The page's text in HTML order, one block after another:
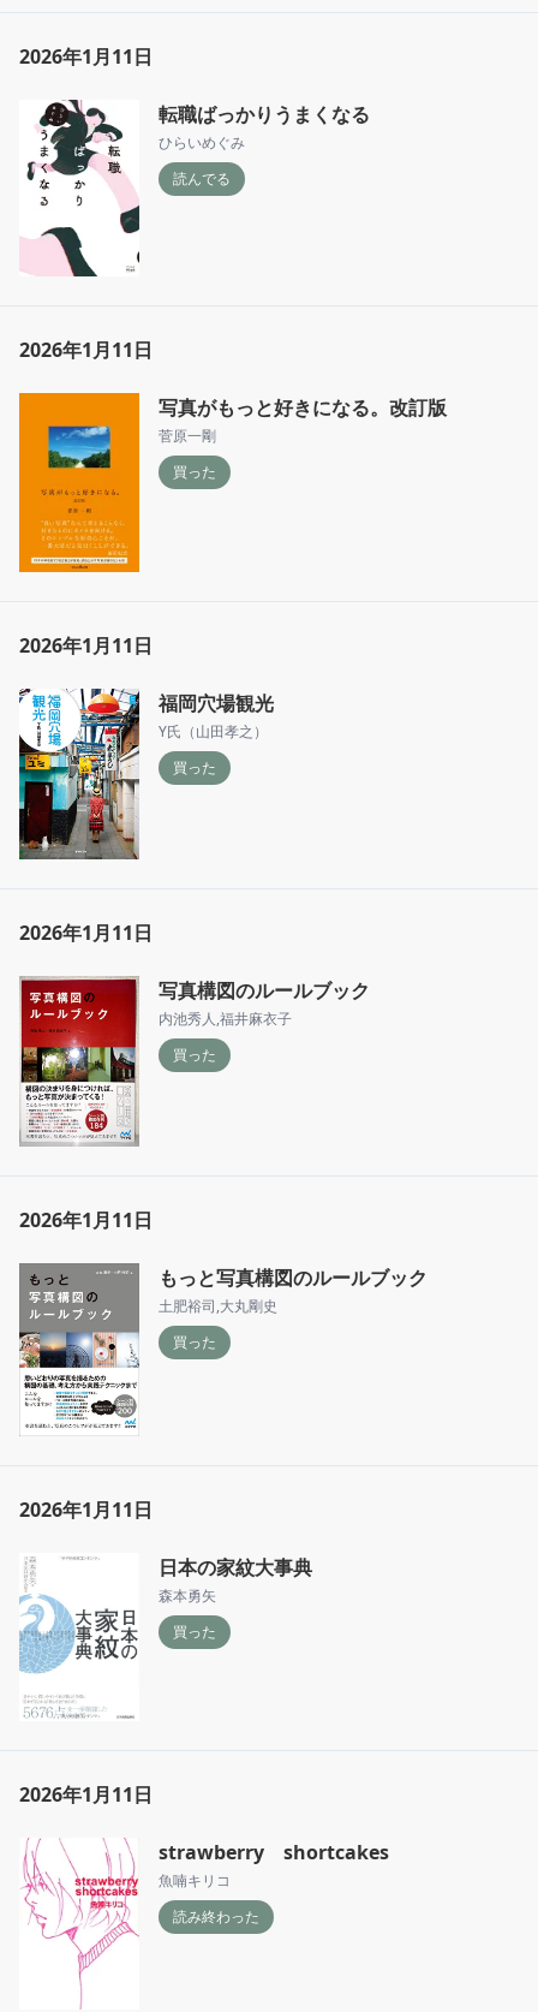
2026年1月11日
転職ばっかりうまくなる
ひらいめぐみ
読んでる
2026年1月11日
写真がもっと好きになる。改訂版
菅原一剛
買った
2026年1月11日
福岡穴場観光
Y氏（山田孝之）
買った
2026年1月11日
写真構図のルールブック
内池秀人,福井麻衣子
買った
2026年1月11日
もっと写真構図のルールブック
土肥裕司,大丸剛史
買った
2026年1月11日
日本の家紋大事典
森本勇矢
買った
2026年1月11日
strawberry shortcakes
魚喃キリコ
読み終わった